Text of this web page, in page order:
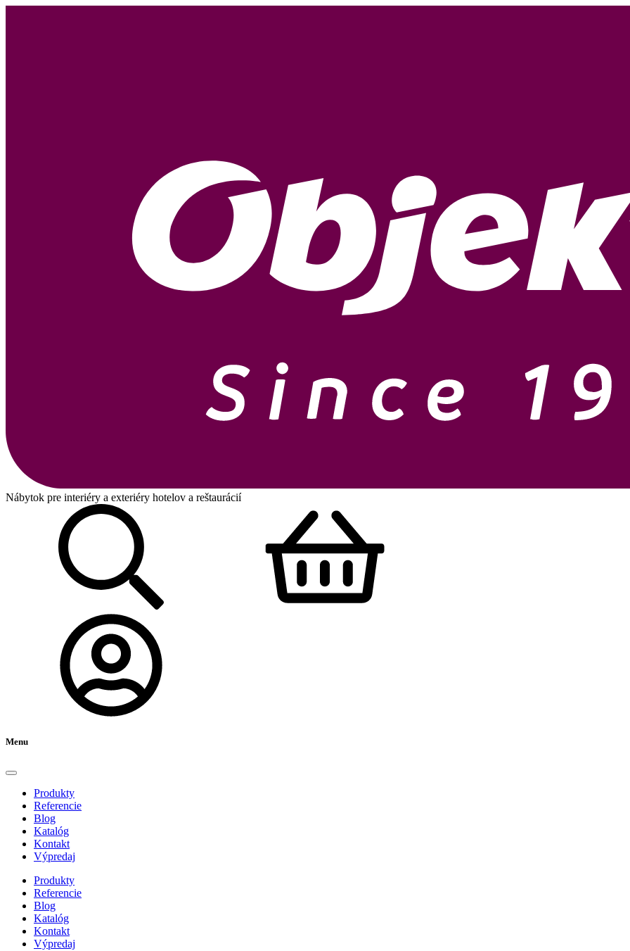
Nábytok pre interiéry a exteriéry hotelov a reštaurácií
Menu
Produkty
Referencie
Blog
Katalóg
Kontakt
Výpredaj
Produkty
Referencie
Blog
Katalóg
Kontakt
Výpredaj